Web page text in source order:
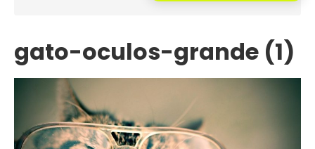
gato-oculos-grande (1)